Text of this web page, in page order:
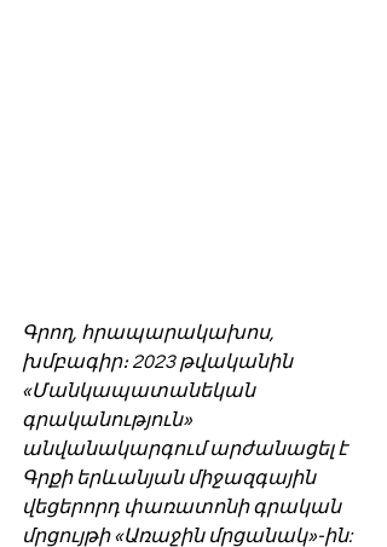
Գրող, հրապարակախոս,
խմբագիր։ 2023 թվականին
«Մանկապատանեկան
գրականություն»
անվանակարգում արժանացել է
Գրքի երևանյան միջազգային
վեցերորդ փառատոնի գրական
մրցույթի «Առաջին մրցանակ»-ին: